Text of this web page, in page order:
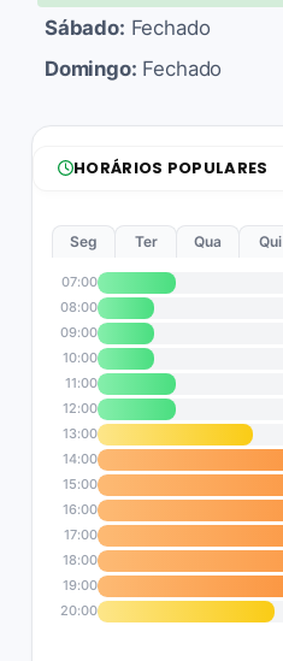
Sábado: Fechado
Domingo: Fechado
HORÁRIOS POPULARES
Seg Ter Qua Qui
07:00
08:00
09:00
10:00
11:00
12:00
13:00
14:00
15:00
16:00
17:00
18:00
19:00
20:00